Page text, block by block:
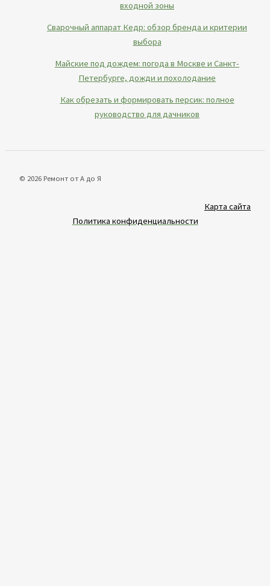
входной зоны
Сварочный аппарат Кедр: обзор бренда и критерии
выбора
Майские под дождем: погода в Москве и Санкт-
Петербурге, дожди и похолодание
Как обрезать и формировать персик: полное
руководство для дачников
© 2026 Ремонт от А до Я
Карта сайта
Политика конфиденциальности